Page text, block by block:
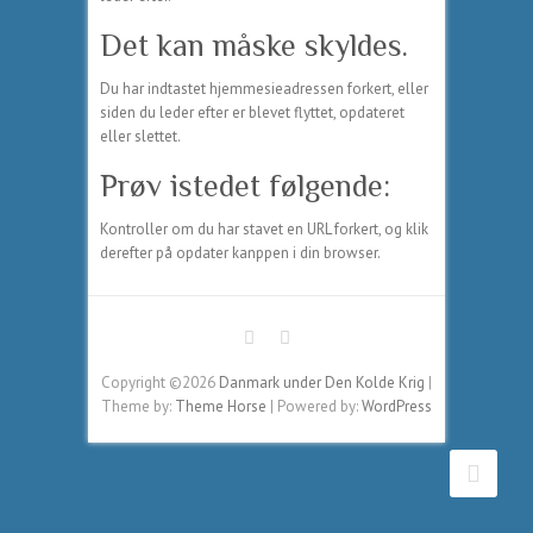
Det kan måske skyldes.
Du har indtastet hjemmesieadressen forkert, eller
siden du leder efter er blevet flyttet, opdateret
eller slettet.
Prøv istedet følgende:
Kontroller om du har stavet en URL forkert, og klik
derefter på opdater kanppen i din browser.
Copyright ©2026 Danmark under Den Kolde Krig |
Theme by: Theme Horse | Powered by:WordPress